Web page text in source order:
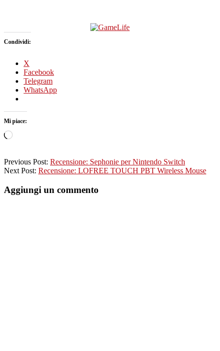
Condividi:
X
Facebook
Telegram
WhatsApp
Mi piace:
Caricamento
2023-
08-
Previous Post: Recensione: Sephonie per Nintendo Switch
Next Post: Recensione: LOFREE TOUCH PBT Wireless Mouse
Aggiungi un commento